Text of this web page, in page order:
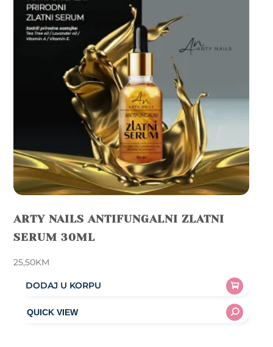
ARTY NAILS ANTIFUNGALNI ZLATNI
SERUM 30ML
25,50KM
DODAJ U KORPU